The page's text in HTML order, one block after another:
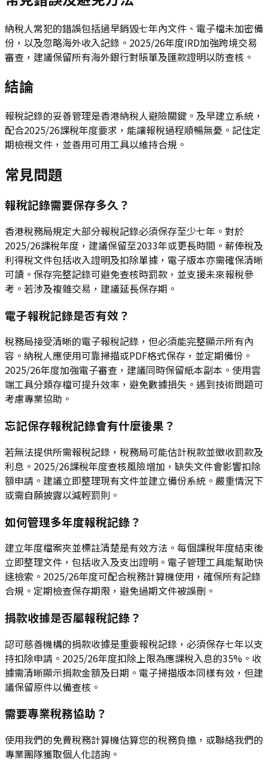
納稅人常犯的錯誤包括過早銷毀七年內文件、電子檔未加密備
份，以及忽略海外收入記錄。2025/26年度IRD加強跨境交易
審查，建議保留所有海外銀行對賬單及匯款證明以防查核。
結論
報稅記錄的妥善管理是香港納稅人避險關鍵。及早建立系統，
配合2025/26課稅年度要求，能讓報稅過程順暢無憂。記住定
期檢視文件，並善用可用工具以維持合規。
常見問題
報稅記錄需要保存多久？
香港稅務局規定大部分報稅記錄必須保存至少七年。對於
2025/26課稅年度，建議保留至2033年或更長時間。薪俸稅及
利得稅文件包括收入證明及扣除單據，電子版本亦需確保清晰
可讀。保存完整記錄可避免查核時罰款，並支援未來報稅參
考。若涉及複雜交易，建議延長保存期。
電子報稅記錄是否有效？
稅務局接受清晰的電子報稅記錄，但必須能完整顯示所有內
容。納稅人應使用可靠掃描或PDF格式保存，並定期備份。
2025/26年度加強電子審查，建議同時保留紙本副本。使用雲
端工具分類存檔可提升效率，避免數據損失。遇到技術問題可
考慮專業協助。
忘記保存報稅記錄會有什麼後果？
若無法提供所需報稅記錄，稅務局可能估計稅款並徵收罰款及
利息。2025/26課稅年度查核風險增加，缺失文件會影響扣除
額申請。建議立即整理現有文件並建立備份系統。嚴重情況下
或需自願披露以減輕罰則。
如何管理多年度報稅記錄？
建立年度檔案夾並標註清楚是有效方法。每個課稅年度結束後
立即整理文件，包括收入及支出證明。電子管理工具能幫助快
速檢索。2025/26年度可配合稅務計算機使用，確保所有記錄
合規。定期檢查保存期限，避免過期文件被誤刪。
捐款收據是否屬報稅記錄？
認可慈善機構的捐款收據是重要報稅記錄，必須保存七年以支
持扣除申請。2025/26年度扣除上限為應課稅入息的35%。收
據需清晰顯示捐款金額及日期。電子掃描版本同樣有效，但建
議保留原件以備查核。
需要專業稅務協助？
使用我們的免費稅務計算機估算您的稅務負擔，或聯絡我們的
專業團隊獲取個人化諮詢。